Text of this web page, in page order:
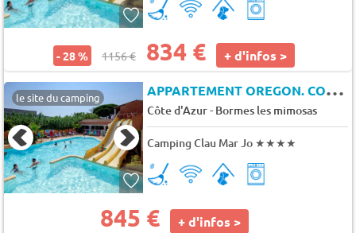
- 28 % 1156 € 834 € + d'infos >
le site du camping A
PPARTEMENT OREGON. CONFORT 4 pers.
Côte d'Azur- Bormes les mimosas
Camping Clau Mar Jo ★★★★
845 € + d'infos >